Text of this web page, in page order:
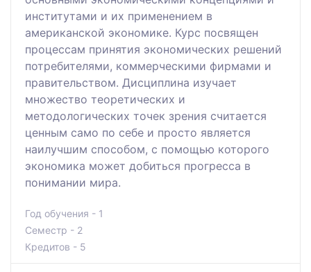
институтами и их применением в
американской экономике. Курс посвящен
процессам принятия экономических решений
потребителями, коммерческими фирмами и
правительством. Дисциплина изучает
множество теоретических и
методологических точек зрения считается
ценным само по себе и просто является
наилучшим способом, с помощью которого
экономика может добиться прогресса в
понимании мира.
Год обучения - 1
Семестр - 2
Кредитов - 5